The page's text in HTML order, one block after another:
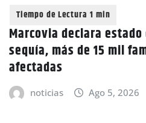
Marcovia declara
sequía, más de 15 mil
afectadas
noticias Ago 5, 2026